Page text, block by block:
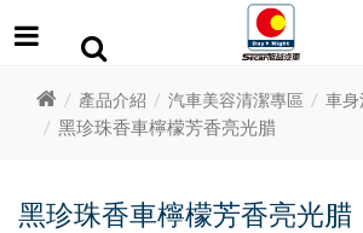
產品介紹 汽車美容清潔專區 車身
黑珍珠香車檸檬芳香亮光腊
黑珍珠香車檸檬芳香亮光腊